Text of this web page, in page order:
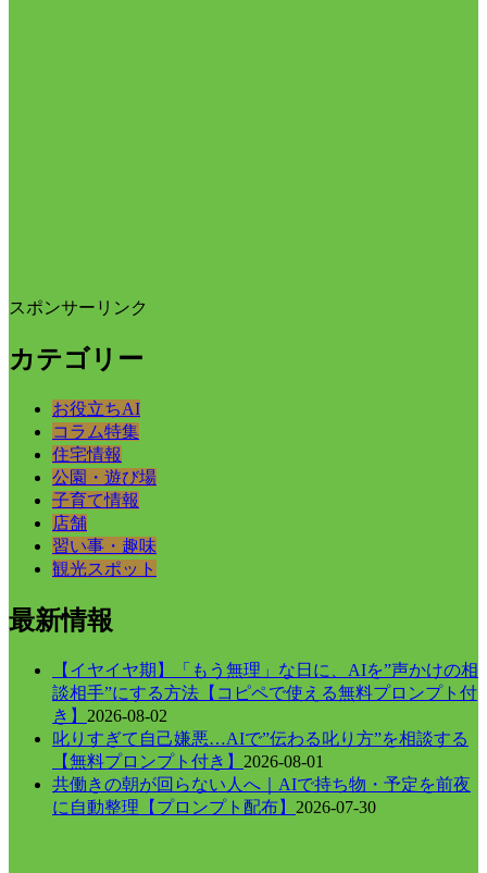
スポンサーリンク
カテゴリー
お役立ちAI
コラム特集
住宅情報
公園・遊び場
子育て情報
店舗
習い事・趣味
観光スポット
最新情報
【イヤイヤ期】「もう無理」な日に、AIを”声かけの相
談相手”にする方法【コピペで使える無料プロンプト付
き】 2026-08-02
叱りすぎて自己嫌悪…AIで”伝わる叱り方”を相談する
【無料プロンプト付き】 2026-08-01
共働きの朝が回らない人へ｜AIで持ち物・予定を前夜
に自動整理【プロンプト配布】 2026-07-30